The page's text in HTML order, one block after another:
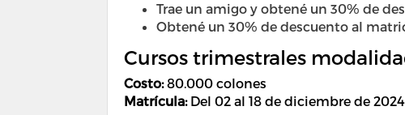
Trae un amigo y obtené un 30% de
Obtené un 30% de descuento al
Cursos trimestrales
Costo:80.000 colones
Matrícula: Del 02 al 18 de diciembre de